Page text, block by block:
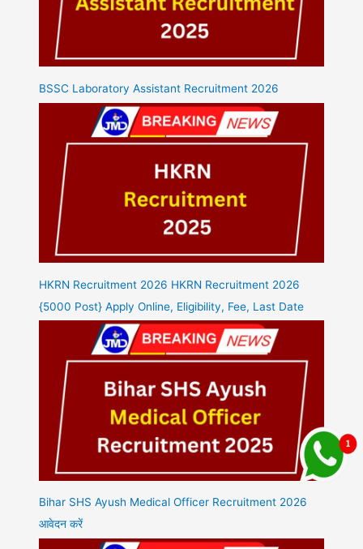
BSSC Laboratory Assistant Recruitment 2026
HKRN Recruitment 2026 HKRN Recruitment 2026
{5000 Post} Apply Online, Eligibility, Fee, Last Date
Bihar SHS Ayush Medical Officer Recruitment 2026
आवेदन करें